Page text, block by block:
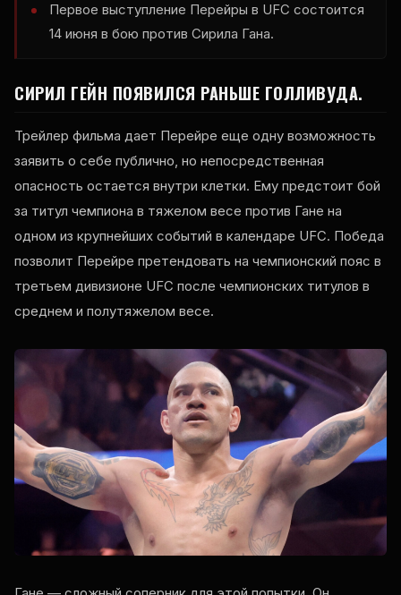
Первое выступление Перейры в UFC состоится
14 июня в бою против Сирила Гана.
СИРИЛ ГЕЙН ПОЯВИЛСЯ РАНЬШЕ ГОЛЛИВУДА.
Трейлер фильма дает Перейре еще одну возможность
заявить о себе публично, но непосредственная
опасность остается внутри клетки. Ему предстоит бой
за титул чемпиона в тяжелом весе против Гане на
одном из крупнейших событий в календаре UFC. Победа
позволит Перейре претендовать на чемпионский пояс в
третьем дивизионе UFC после чемпионских титулов в
среднем и полутяжелом весе.